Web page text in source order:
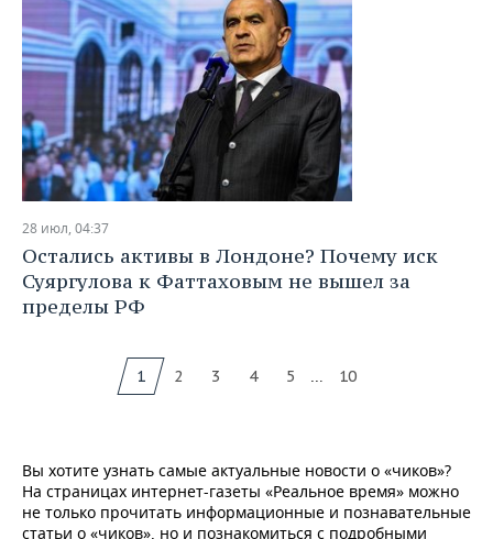
28 июл, 04:37
Остались активы в Лондоне? Почему иск
Суяргулова к Фаттаховым не вышел за
пределы РФ
1 2 3 4 5 ... 10
Вы хотите узнать самые актуальные новости о «чиков»?
На страницах интернет-газеты «Реальное время» можно
не только прочитать информационные и познавательные
статьи о «чиков», но и познакомиться с подробными